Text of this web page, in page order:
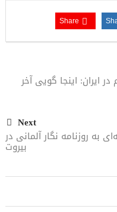
Share
ایران: اینجا گویی آخر
Next
روزنامه نگار آلمانی در
بیروت